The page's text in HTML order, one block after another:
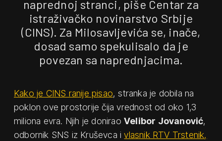
naprednoj stranci, piše Centar za
istraživačko novinarstvo Srbije
(CINS). Za Milosavljevića se, inače,
dosad samo spekulisalo da je
povezan sa naprednjacima.
Kako je CINS ranije pisao, stranka je dobila na
poklon ove prostorije čija vrednost od oko 1,3
miliona evra. Njih je donirao Velibor Jovanović,
odbornik SNS iz Kruševca ivlasnik RTV Trstenik,